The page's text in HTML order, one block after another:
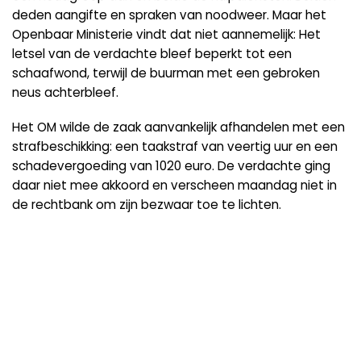
deden aangifte en spraken van noodweer. Maar het
Openbaar Ministerie vindt dat niet aannemelijk: Het
letsel van de verdachte bleef beperkt tot een
schaafwond, terwijl de buurman met een gebroken
neus achterbleef.
Het OM wilde de zaak aanvankelijk afhandelen met een
strafbeschikking: een taakstraf van veertig uur en een
schadevergoeding van 1020 euro. De verdachte ging
daar niet mee akkoord en verscheen maandag niet in
de rechtbank om zijn bezwaar toe te lichten.